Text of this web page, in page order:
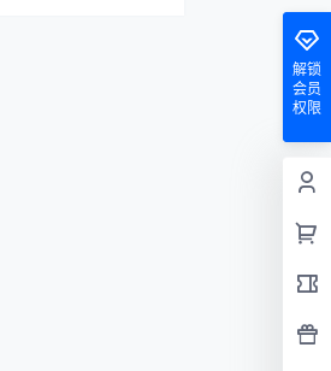
解锁
会员
权限